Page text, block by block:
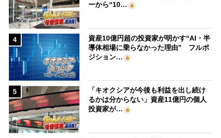
ーから“10…
4
資産10億円超の投資家が明かす“AI・半
導体相場に乗らなかった理由” フルポ
ジション…
5
「キオクシアが今後も利益を出し続け
るかは分からない」資産11億円の個人
投資家が…